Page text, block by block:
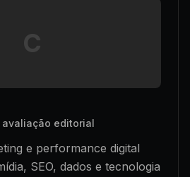
C
avaliação editorial
e performance digital
SEO, dados e tecnologia